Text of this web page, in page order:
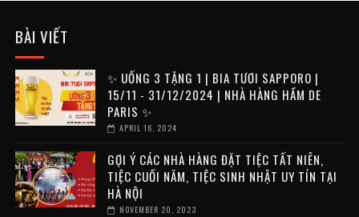
BÀI VIẾT
✨ UỐNG 3 TẶNG 1 | BIA TƯƠI SAPPORO |
15/11 - 31/12/2024 | NHÀ HÀNG HẦM DE
PARIS ✨
APRIL 16, 2024
GỢI Ý CÁC NHÀ HÀNG ĐẶT TIỆC TẤT NIÊN,
TIỆC CUỐI NĂM, TIỆC SINH NHẬT UY TÍN TẠI
HÀ NỘI
NOVEMBER 20, 2023